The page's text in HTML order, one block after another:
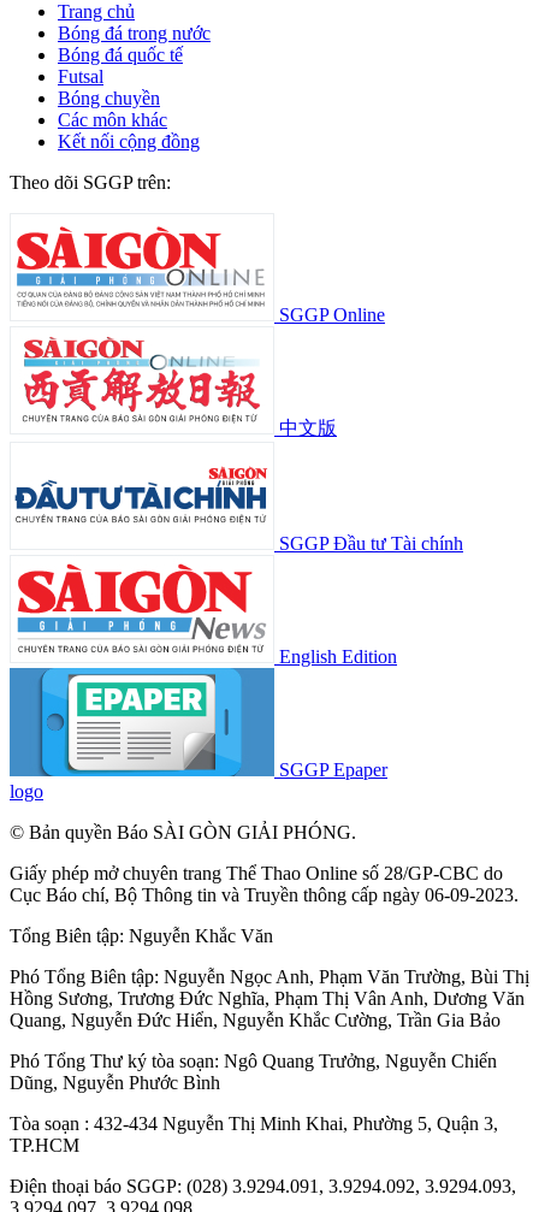
Trang chủ
Bóng đá trong nước
Bóng đá quốc tế
Futsal
Bóng chuyền
Các môn khác
Kết nối cộng đồng
Theo dõi SGGP trên:
SGGP Online
中文版
SGGP Đầu tư Tài chính
English Edition
SGGP Epaper
logo
© Bản quyền Báo SÀI GÒN GIẢI PHÓNG.
Giấy phép mở chuyên trang Thể Thao Online số 28/GP-CBC do
Cục Báo chí, Bộ Thông tin và Truyền thông cấp ngày 06-09-2023.
Tổng Biên tập: Nguyễn Khắc Văn
Phó Tổng Biên tập: Nguyễn Ngọc Anh, Phạm Văn Trường, Bùi Thị
Hồng Sương, Trương Đức Nghĩa, Phạm Thị Vân Anh, Dương Văn
Quang, Nguyễn Đức Hiển, Nguyễn Khắc Cường, Trần Gia Bảo
Phó Tổng Thư ký tòa soạn: Ngô Quang Trưởng, Nguyễn Chiến
Dũng, Nguyễn Phước Bình
Tòa soạn : 432-434 Nguyễn Thị Minh Khai, Phường 5, Quận 3,
TP.HCM
Điện thoại báo SGGP: (028) 3.9294.091, 3.9294.092, 3.9294.093,